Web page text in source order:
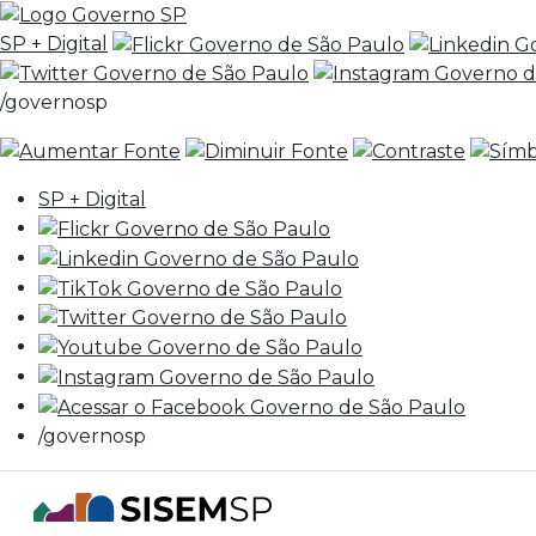
SP + Digital
/governosp
SP + Digital
/governosp